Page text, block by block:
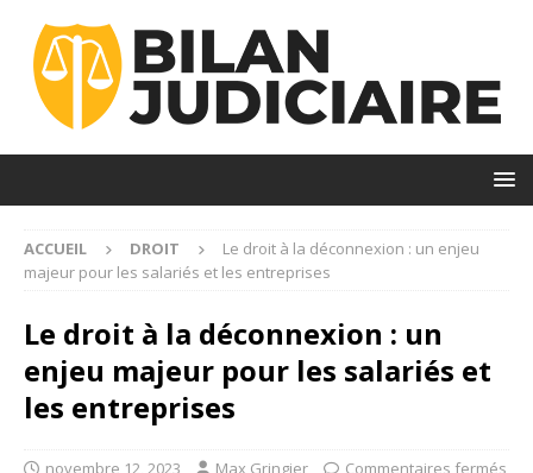
ACCUEIL DROIT
Le droit à la déconnexion : un enjeu
majeur pour les salariés et les entreprises
Le droit à la déconnexion : un
enjeu majeur pour les salariés et
les entreprises
novembre 12, 2023 Max Gringier Commentaires fermés